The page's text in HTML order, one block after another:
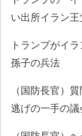
い出所イラン王
トランプがイ
孫子の兵法
（国防長官）
逃げの一手の議